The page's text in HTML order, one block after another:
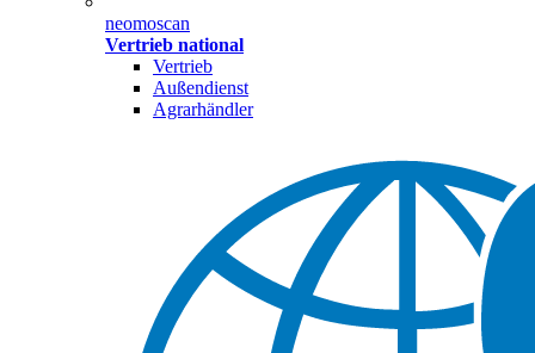
neomoscan
Vertrieb national
Vertrieb
Außendienst
Agrarhändler